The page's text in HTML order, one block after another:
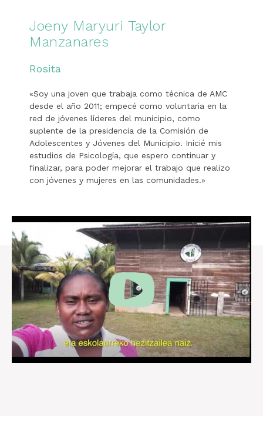
Joeny Maryuri Taylor
Manzanares
Rosita
«Soy una joven que trabaja como técnica de AMC
desde el año 2011; empecé como voluntaria en la
red de jóvenes líderes del municipio, como
suplente de la presidencia de la Comisión de
Adolescentes y Jóvenes del Municipio. Inicié mis
estudios de Psicología, que espero continuar y
finalizar, para poder mejorar el trabajo que realizo
con jóvenes y mujeres en las comunidades.»